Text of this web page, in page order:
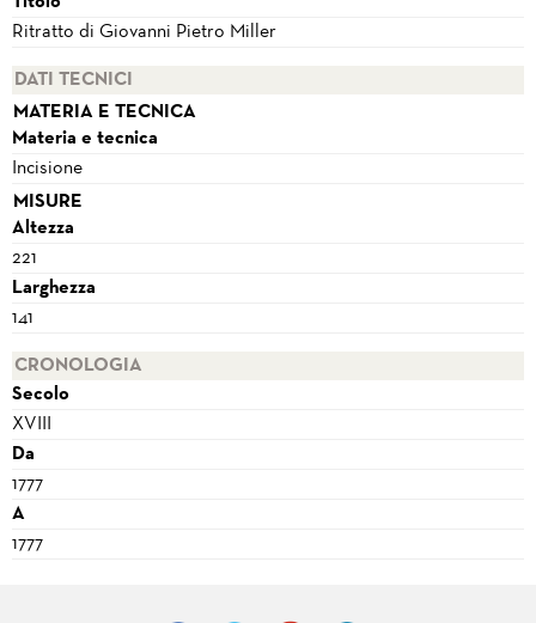
Ritratto di Giovanni Pietro Miller
DATI TECNICI
MATERIA E TECNICA
Materia e tecnica
Incisione
MISURE
Altezza
221
Larghezza
141
CRONOLOGIA
Secolo
XVIII
Da
1777
A
1777